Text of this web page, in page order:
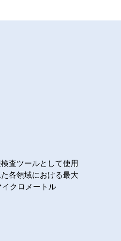
査ツールとして使用
各領域における最大
クロメートル